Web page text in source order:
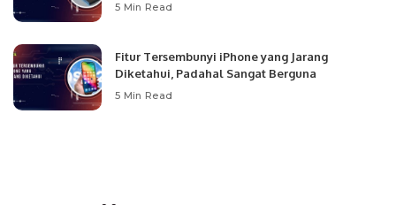
5 Min Read
Fitur Tersembunyi iPhone yang Jarang
Diketahui, Padahal Sangat Berguna
5 Min Read